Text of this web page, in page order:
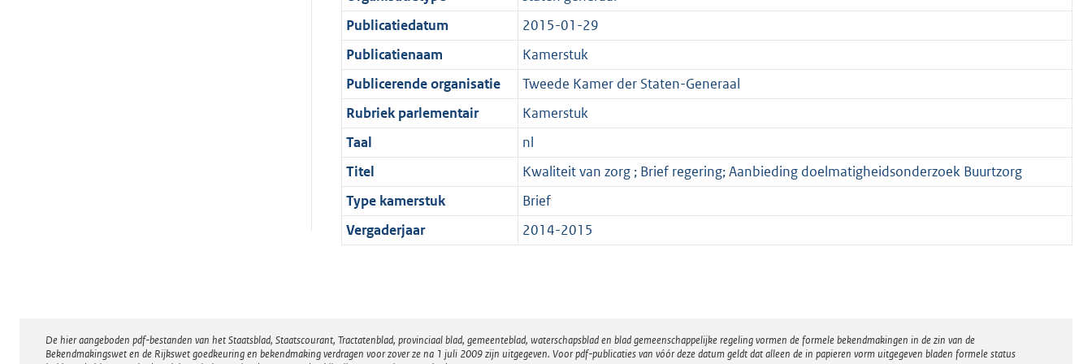
Publicatiedatum
2015-01-29
Publicatienaam
Kamerstuk
Publicerende organisatie
Tweede Kamer der Staten-Generaal
Rubriek parlementair
Kamerstuk
Taal
nl
Titel
Kwaliteit van zorg ; Brief regering; Aanbieding doelmatigheidsonderzoek Buurtzorg
Type kamerstuk
Brief
Vergaderjaar
2014-2015
Disclaimer
De hier aangeboden pdf-bestanden van het Staatsblad, Staatscourant, Tractatenblad, provinciaal blad, gemeenteblad, waterschapsblad en blad gemeenschappelijke regeling vormen de formele bekendmakingen in de zin van de
Bekendmakingswet en de Rijkswet goedkeuring en bekendmaking verdragen voor zover ze na 1 juli 2009 zijn uitgegeven. Voor pdf-publicaties van vóór deze datum geldt dat alleen de in papieren vorm uitgegeven bladen formele status